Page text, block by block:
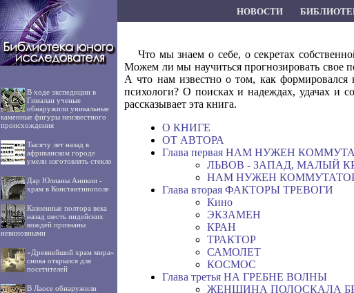
НОВОСТИ
В ходе экспедиции в
Гималаи ученые
обнаружили уникальные
каменные фигуры неизвестного
происхождения
Тысячу лет назад в
африканском городе
умели изготовлять стекло
Дар Юлианы Аникии -
храм в Константинополе
Казненные полтора века
назад шесть индейских
вождей признаны
невиновными
«Древнейший храм мира»
снова открылся для
посетителей
В Лаосе обнаружили
Что мы знаем о себе, о секретах
Можем ли мы научиться прогнозировать свое
А что нам известно о том, как формировался
психологи? О поисках и надеждах, удачах и
рассказывает эта книга.
О КНИГЕ
ОТ АВТОРА
Глава первая НАМ НУЖЕН
ЛЬВОВ - ЗАПАД, МАЛЫЙ
НАМ НУЖЕН
Глава вторая ФАКТОРЫ ТРЕВОГИ
Кино
ЭКЗАМЕН
КРАН
ТРАКТОР
САМОЛЕТ
КОСМОС
Глава третья НА ГРЕБНЕ ВОЛНЫ
ЖЕНЩИНА ПОЛОСКАЛА